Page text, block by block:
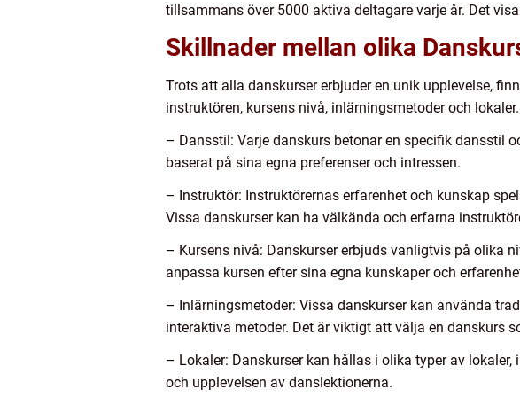
tillsammans över 5000 aktiva deltagare varje år. Det
Skillnader mellan olika
Trots att alla danskurser erbjuder en unik upplevelse,
instruktören, kursens nivå, inlärningsmetoder och lokaler.
– Dansstil: Varje danskurs betonar en specifik dansstil
baserat på sina egna preferenser och intressen.
– Instruktör: Instruktörernas erfarenhet och kunskap
Vissa danskurser kan ha välkända och erfarna
– Kursens nivå: Danskurser erbjuds vanligtvis på olika
anpassa kursen efter sina egna kunskaper och
– Inlärningsmetoder: Vissa danskurser kan använda
interaktiva metoder. Det är viktigt att välja en danskurs
– Lokaler: Danskurser kan hållas i olika typer av
och upplevelsen av danslektionerna.